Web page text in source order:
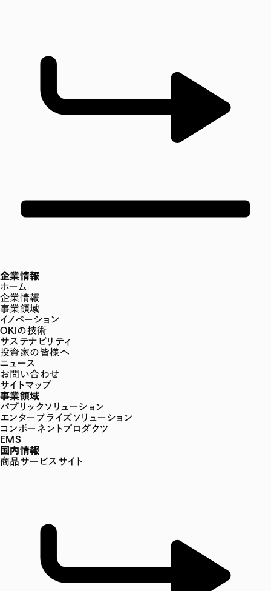
企業情報
ホーム
企業情報
事業領域
イノベーション
OKIの技術
サステナビリティ
投資家の皆様へ
ニュース
お問い合わせ
サイトマップ
事業領域
パブリックソリューション
エンタープライズソリューション
コンポーネントプロダクツ
EMS
国内情報
商品サービスサイト